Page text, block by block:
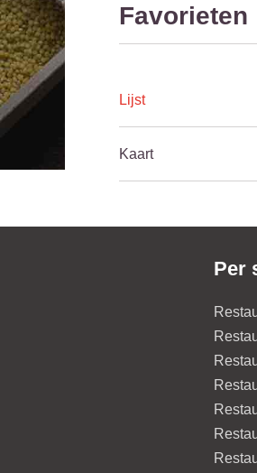
Favorieten
Lijst
Kaart
Per